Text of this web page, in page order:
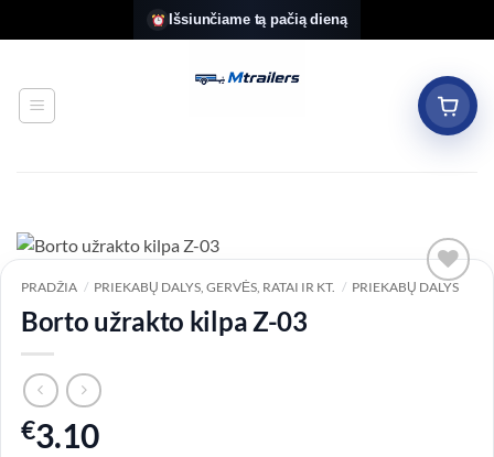
to
Išsiunčiame tą pačią dieną
PRADŽIA / PRIEKABŲ DALYS, GERVĖS, RATAI IR KT. / PRIEKABŲ DALYS
Borto užrakto kilpa Z-03
€3.10